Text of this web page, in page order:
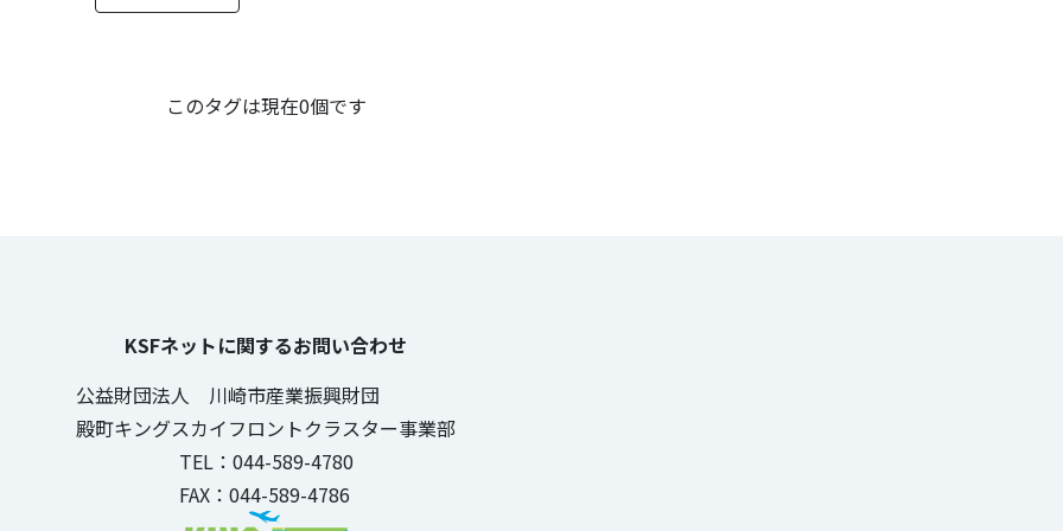
このタグは現在0個です
KSFネットに関するお問い合わせ
公益財団法人 川崎市産業振興財団
殿町キングスカイフロントクラスター事業部
TEL：044-589-4780
FAX：044-589-4786